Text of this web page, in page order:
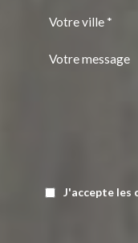
Votre ville *
Votre message
J'accepte les